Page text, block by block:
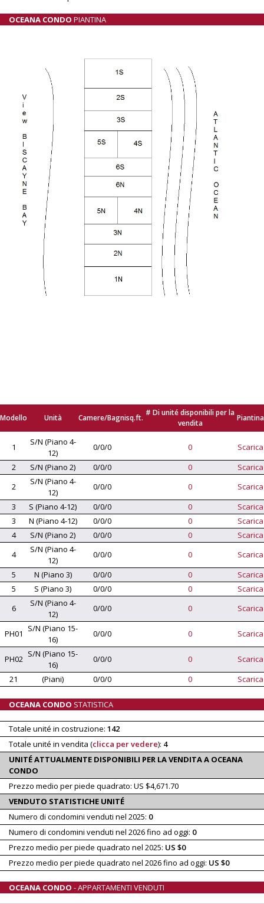
OCEANA CONDO PIANTINA
Modello Unità Camere/Bagnisq.ft.
# Di unité disponibili per la
vendita
Piantina
1
S/N (Piano 4-
12)
0/0/0 0
Scarica
2
S/N (Piano 2) 0/0/0 0
Scarica
2
S/N (Piano 4-
12)
0/0/0 0
Scarica
3
S (Piano 4-12) 0/0/0 0
Scarica
3
N (Piano 4-12) 0/0/0 0
Scarica
4
S/N (Piano 2) 0/0/0 0
Scarica
4
S/N (Piano 4-
12)
0/0/0 0
Scarica
5
N (Piano 3) 0/0/0 0
Scarica
5
S (Piano 3) 0/0/0 0
Scarica
6
S/N (Piano 4-
12)
0/0/0 0 Scarica
PH01
S/N (Piano 15-
16)
0/0/0 0 Scarica
PH02 S/N (Piano 15-
16)
0/0/0 0
Scarica
21
(Piani) 0/0/0 0 Scarica
OCEANA CONDO STATISTICA
Totale unité in costruzione: 142
Totale unité in vendita (clicca per vedere): 4
UNITÉ ATTUALMENTE DISPONIBILI PER LA VENDITA A OCEANA
CONDO
Prezzo medio per piede quadrato: US $4,671.70
VENDUTO STATISTICHE UNITÉ
Numero di condomini venduti nel 2025: 0
Numero di condomini venduti nel 2026 fino ad oggi: 0
Prezzo medio per piede quadrato nel 2025: US $0
Prezzo medio per piede quadrato nel 2026 fino ad oggi: US $0
OCEANA CONDO - APPARTAMENTI VENDUTI